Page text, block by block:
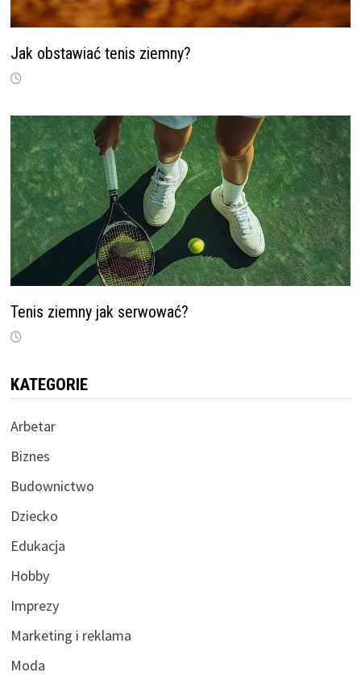
Jak obstawiać tenis ziemny?
Tenis ziemny jak serwować?
KATEGORIE
Arbetar
Biznes
Budownictwo
Dziecko
Edukacja
Hobby
Imprezy
Marketing i reklama
Moda